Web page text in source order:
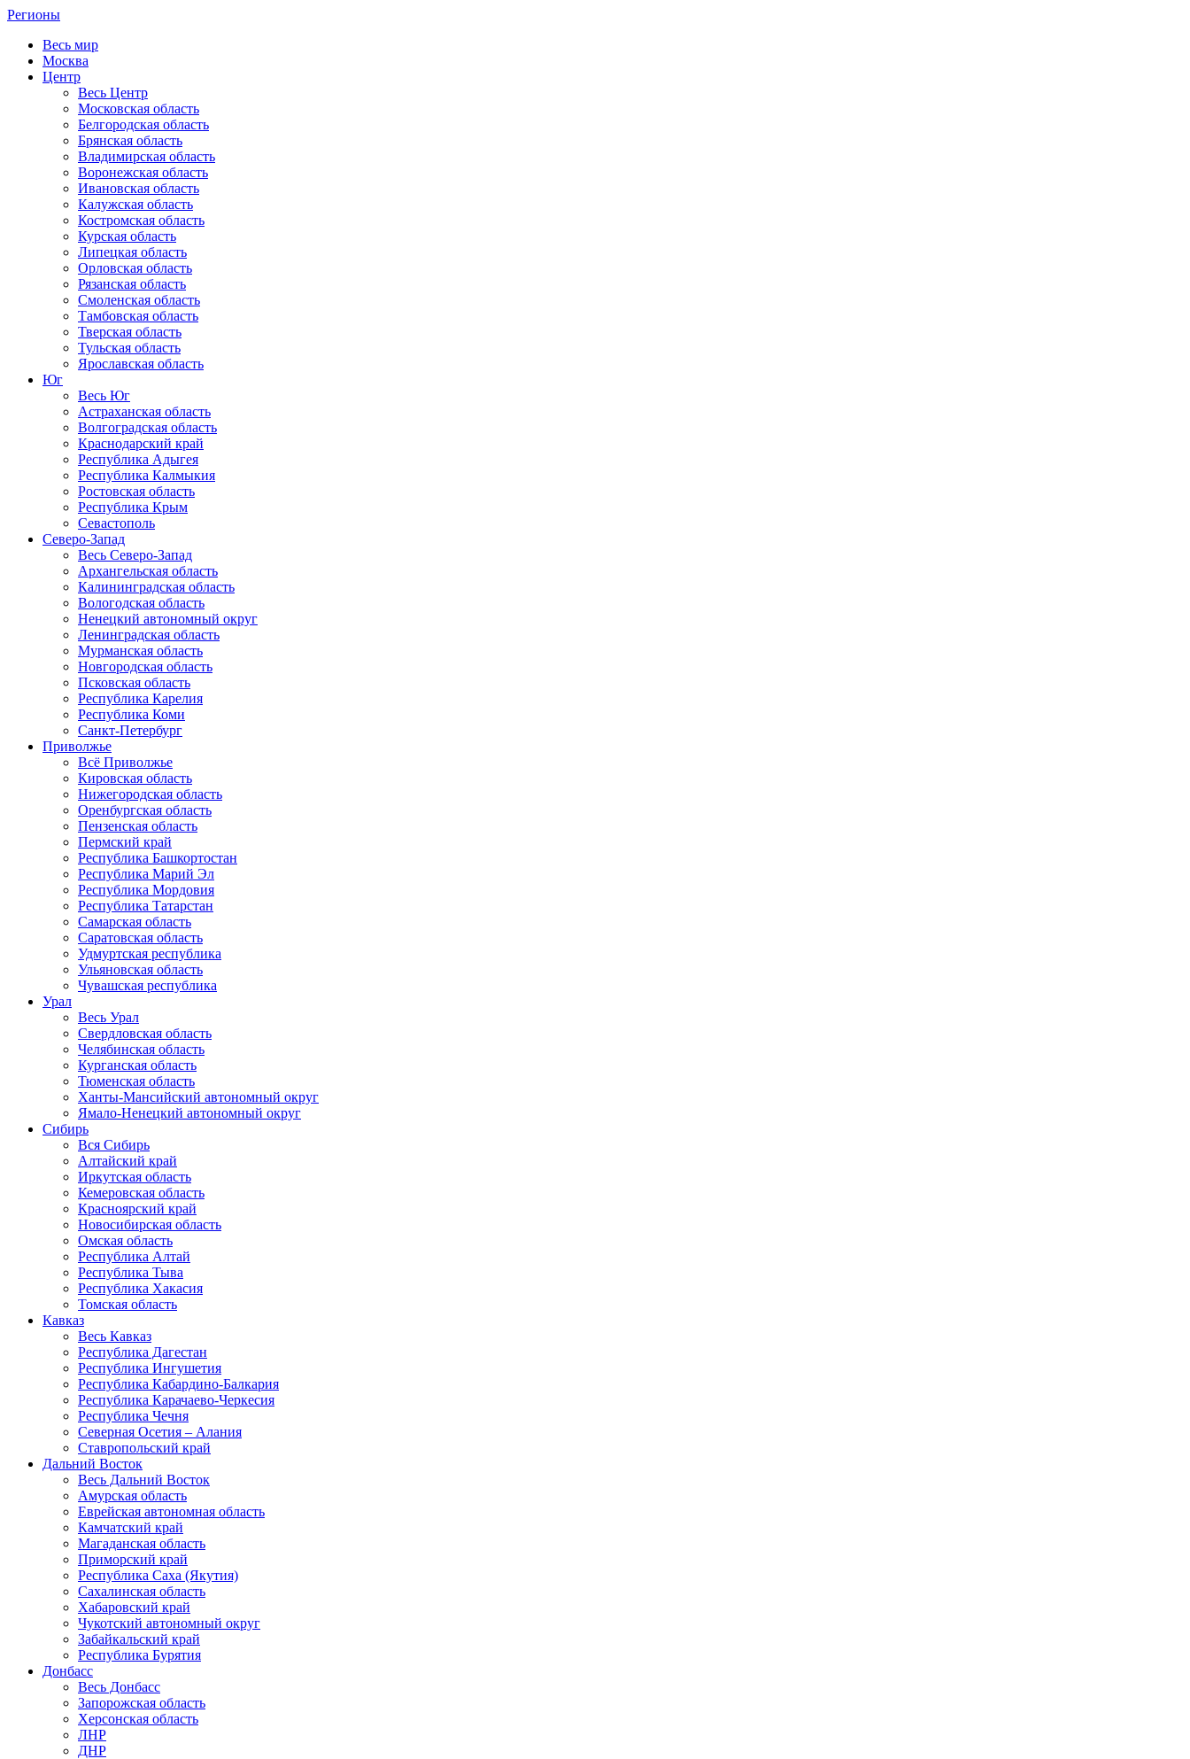
Регионы
Весь мир
Москва
Центр
Весь Центр
Московская область
Белгородская область
Брянская область
Владимирская область
Воронежская область
Ивановская область
Калужская область
Костромская область
Курская область
Липецкая область
Орловская область
Рязанская область
Смоленская область
Тамбовская область
Тверская область
Тульская область
Ярославская область
Юг
Весь Юг
Астраханская область
Волгоградская область
Краснодарский край
Республика Адыгея
Республика Калмыкия
Ростовская область
Республика Крым
Севастополь
Северо-Запад
Весь Северо-Запад
Архангельская область
Калининградская область
Вологодская область
Ненецкий автономный округ
Ленинградская область
Мурманская область
Новгородская область
Псковская область
Республика Карелия
Республика Коми
Санкт-Петербург
Приволжье
Всё Приволжье
Кировская область
Нижегородская область
Оренбургская область
Пензенская область
Пермский край
Республика Башкортостан
Республика Марий Эл
Республика Мордовия
Республика Татарстан
Самарская область
Саратовская область
Удмуртская республика
Ульяновская область
Чувашская республика
Урал
Весь Урал
Свердловская область
Челябинская область
Курганская область
Тюменская область
Ханты-Мансийский автономный округ
Ямало-Ненецкий автономный округ
Сибирь
Вся Сибирь
Алтайский край
Иркутская область
Кемеровская область
Красноярский край
Новосибирская область
Омская область
Республика Алтай
Республика Тыва
Республика Хакасия
Томская область
Кавказ
Весь Кавказ
Республика Дагестан
Республика Ингушетия
Республика Кабардино-Балкария
Республика Карачаево-Черкесия
Республика Чечня
Северная Осетия – Алания
Ставропольский край
Дальний Восток
Весь Дальний Восток
Амурская область
Еврейская автономная область
Камчатский край
Магаданская область
Приморский край
Республика Саха (Якутия)
Сахалинская область
Хабаровский край
Чукотский автономный округ
Забайкальский край
Республика Бурятия
Донбасс
Весь Донбасс
Запорожская область
Херсонская область
ЛНР
ДНР